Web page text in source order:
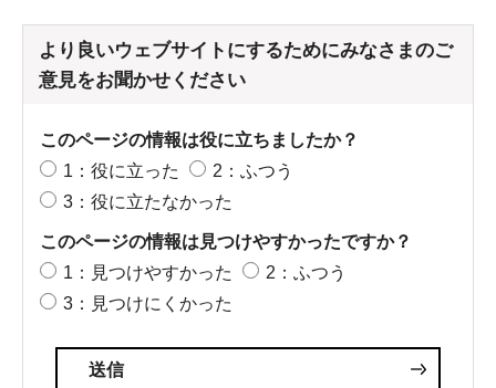
より良いウェブサイトにするためにみなさまのご
意見をお聞かせください
このページの情報は役に立ちましたか？
1：役に立った
2：ふつう
3：役に立たなかった
このページの情報は見つけやすかったですか？
1：見つけやすかった
2：ふつう
3：見つけにくかった